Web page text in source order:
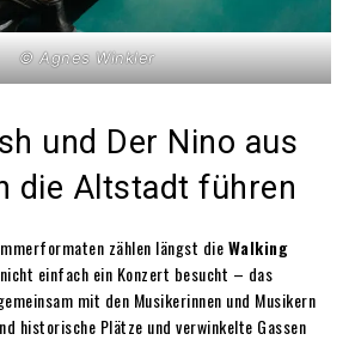
© Agnes Winkler
und Der Nino aus
die Altstadt führen
zählen längst dieWalking
nicht einfach ein Konzert besucht – das
mit den Musikerinnen und Musikern
historische Plätze und verwinkelte Gassen